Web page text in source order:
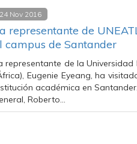
24 Nov 2016
representante de
campus de Santander
representante de la
Eugenie Eyeang, ha
académica en
Roberto…